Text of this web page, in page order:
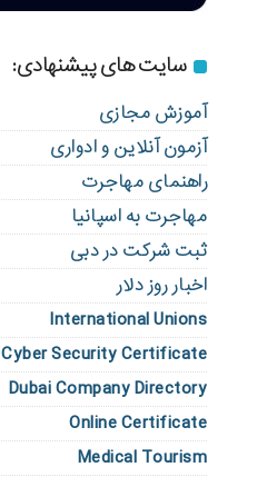
سایت های پیشنهادی:
آموزش مجازی
آزمون آنلاین و ادواری
راهنمای مهاجرت
مهاجرت به اسپانیا
ثبت شرکت در دبی
اخبار روز دلار
International Unions
Cyber Security Certificate
Dubai Company Directory
Online Certificate
Medical Tourism